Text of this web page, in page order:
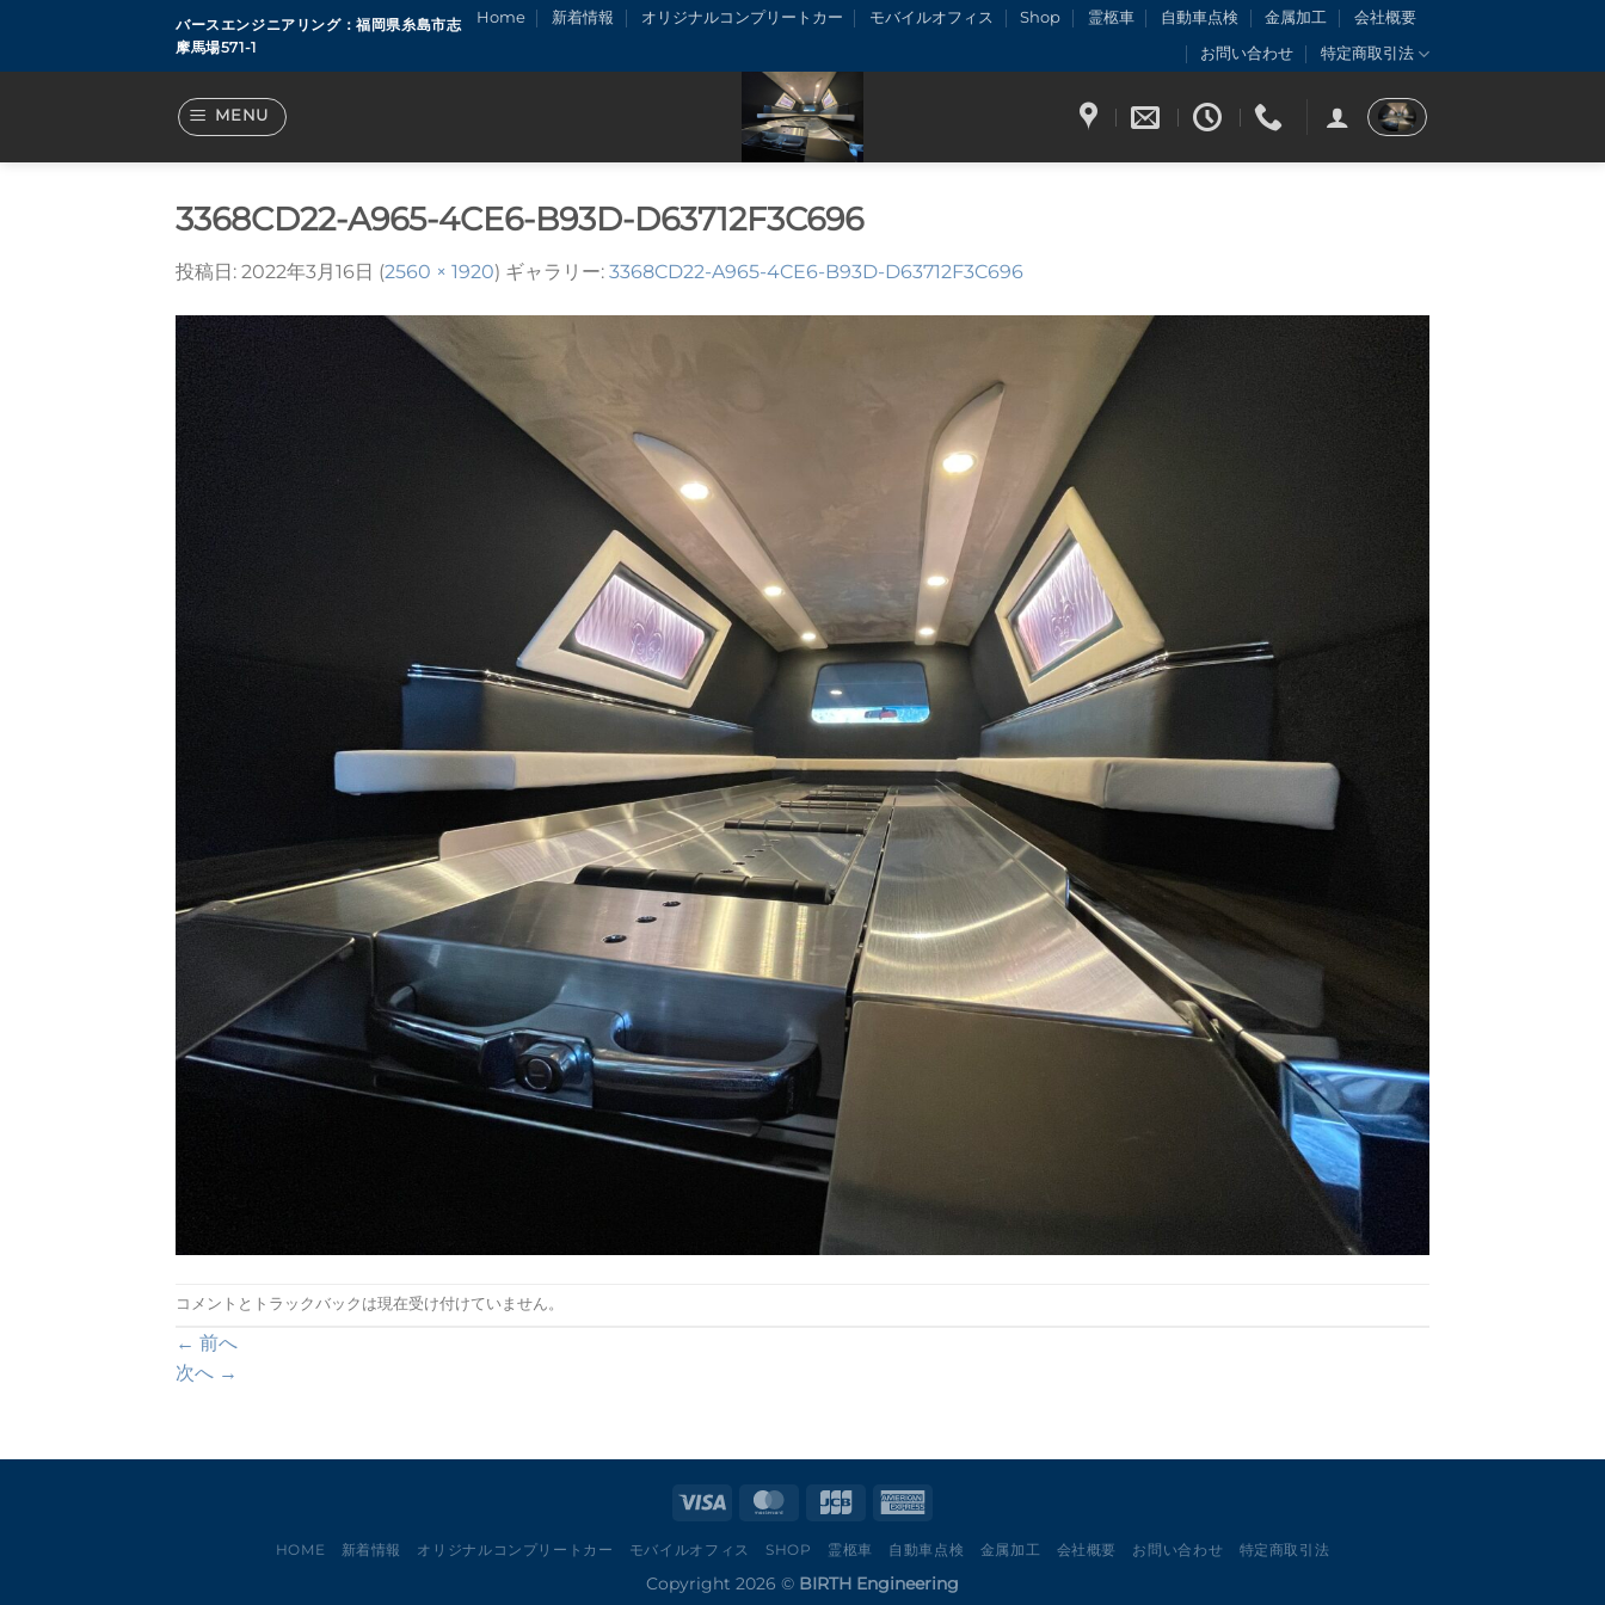
content
バースエンジニアリング：福岡県糸島市志
摩馬場571-1
Home 新着情報 オリジナルコンプリートカー モバイルオフィス Shop 霊柩車 自動車点検 金属加工
会社概要
お問い合わせ
特定商取引法
MENU
3368CD22-A965-4CE6-B93D-D63712F3C696
投稿日: 2022年3月16日 (2560 × 1920) ギャラリー: 3368CD22-A965-4CE6-B93D-D63712F3C696
コメントとトラックバックは現在受け付けていません。
← 前へ
次へ →
HOME 新着情報 オリジナルコンプリートカー モバイルオフィス SHOP 霊柩車 自動車点検 金属加工 会社概要 お問い合わせ 特定商取引法
Copyright 2026 © BIRTH Engineering